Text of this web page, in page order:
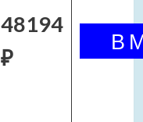
48194
₽